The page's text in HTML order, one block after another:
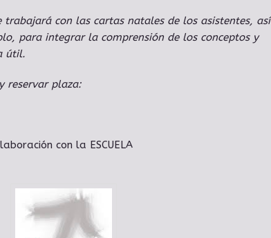
trabajará con las cartas natales de los asistentes, así
para integrar la comprensión de los conceptos y
útil.
reservar plaza:
con la ESCUELA